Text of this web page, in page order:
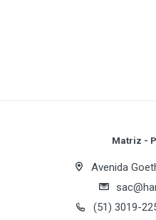
Email Address
Matriz -
Avenida
(51) 3019-